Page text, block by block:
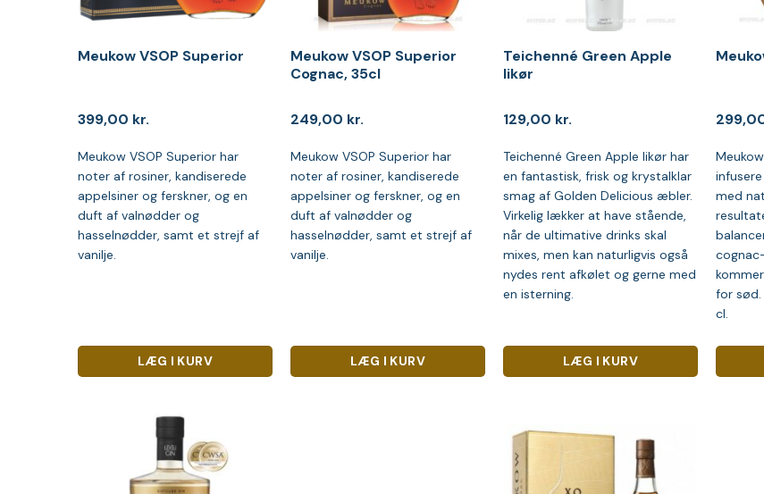
Meukow VSOP Superior
399,00 kr.
Meukow VSOP Superior har
noter af rosiner, kandiserede
appelsiner og ferskner, og en
duft af valnødder og
hasselnødder, samt et strejf af
vanilje.
LÆG I KURV
Meukow VSOP Superior
Cognac, 35cl
249,00 kr.
Meukow VSOP Superior har
noter af rosiner, kandiserede
appelsiner og ferskner, og en
duft af valnødder og
hasselnødder, samt et strejf af
vanilje.
LÆG I KURV
Teichenné Green Apple
likør
129,00 kr.
Teichenné Green Apple likør har
en fantastisk, frisk og krystalklar
smag af Golden Delicious æbler.
Virkelig lækker at have stående,
når de ultimative drinks skal
mixes, men kan naturligvis også
nydes rent afkølet og gerne med
en isterning.
LÆG I KURV
med
for sød.
cl.